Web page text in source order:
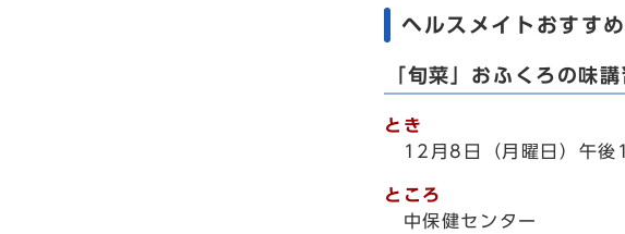
ヘルスメイトおすす
「旬菜」おふくろの味講
とき
12月8日（月曜日）午後
ところ
中保健センター